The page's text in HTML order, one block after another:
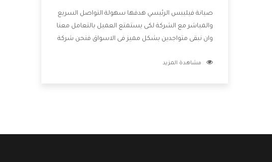
صيانة فيليبس الرئيسي هدفها سهولة التواصل السريع
والمباشر مع الشركة لكى يستمتع العميل بالتعامل معنا
وان نبقى متواجدين بشكل مميز فى الاسواق فنحن شركة
بالخدمات التى تنفرد الشركة بها والتى تكون منها خدمة
مشاهدة المزيد